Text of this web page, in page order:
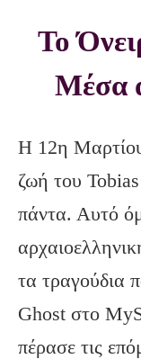
To
Μέσα
Η 12η
ζωή του
πάντα. Αυτό
τα τραγούδια
Ghost στο
πέρασε τις